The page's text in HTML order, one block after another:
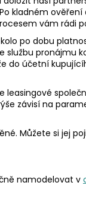
Po kladném ověření
vám rádi
po dobu
službu pronájmu
do účetní
závisí na
Můžete si jej
namodelovat v